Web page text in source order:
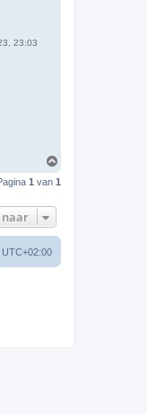
23:03
h
1 van 1
naar
UTC+02:00